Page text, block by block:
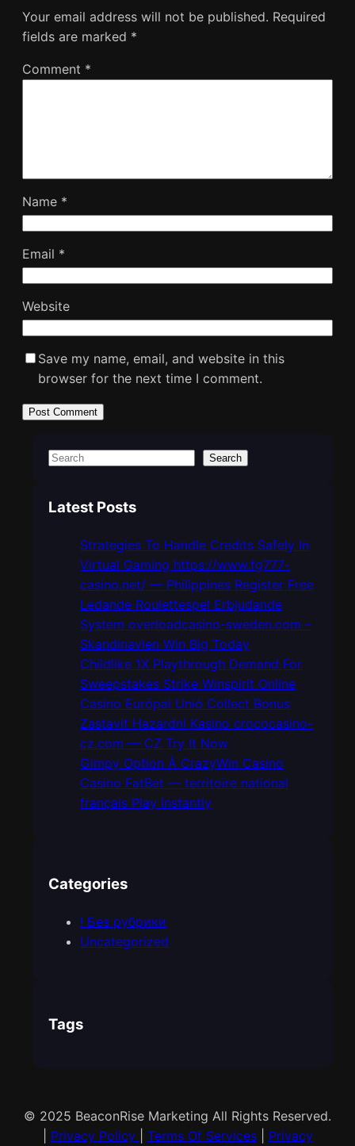
Your email address will not be published. Required
fields are marked *
Comment *
Name *
Email *
Website
Save my name, email, and website in this
browser for the next time I comment.
S
a
Search
Latest Posts
Strategies To Handle Credits Safely In
Virtual Gaming https://www.fg777-
casino.net/ — Philippines Register Free
Ledande Roulettespel Erbjudande
System overloadcasino-sweden.com –
Skandinavien Win Big Today
Childlike 1X Playthrough Demand For
Sweepstakes Strike Winspirit Online
Casino Európai Unió Collect Bonus
Zastavit Hazardní Kasino crococasino-
cz.com — CZ Try It Now
Gimpy Option À CrazyWin Casino
Casino FatBet — territoire national
français Play Instantly
Categories
! Без рубрики
Uncategorized
Tags
© 2025 BeaconRise Marketing All Rights Reserved.
Privacy Policy Terms Of Services| Privacy